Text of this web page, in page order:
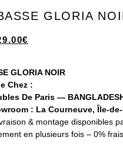
GLORIA
€
GLORIA NOIR
Chez :
De Paris —
: La Courneuve, Île-
& montage disponibles
en plusieurs fois – 0% frais